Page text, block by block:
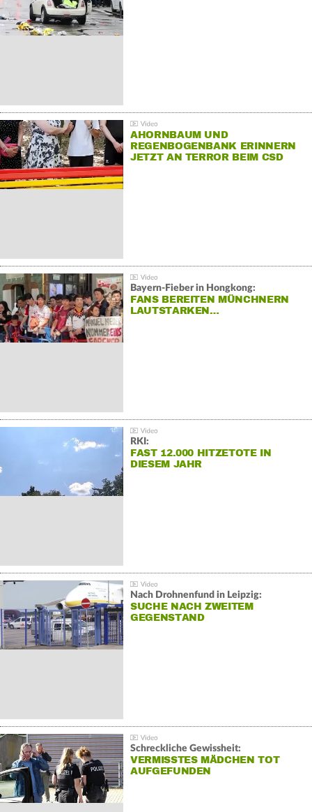
AHORNBAUM UND
REGENBOGENBANK ERINNERN
JETZT AN TERROR BEIM CSD
Bayern-Fieber in Hongkong:
FANS BEREITEN MÜNCHNERN
LAUTSTARKEN…
RKI:
FAST 12.000 HITZETOTE IN
DIESEM JAHR
Nach Drohnenfund in Leipzig:
SUCHE NACH ZWEITEM
GEGENSTAND
Schreckliche Gewissheit:
VERMISSTES MÄDCHEN TOT
AUFGEFUNDEN